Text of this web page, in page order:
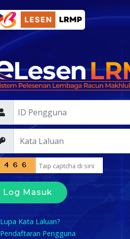
Log Masuk
Lupa Kata Laluan?
Pendaftaran Pengguna